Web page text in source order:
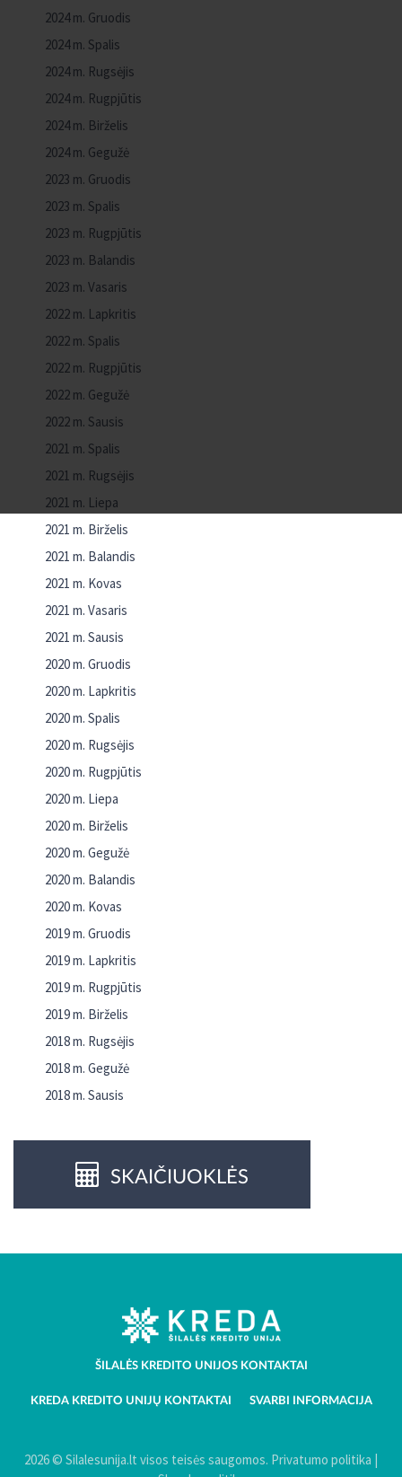
2024 m. Gruodis
2024 m. Spalis
2024 m. Rugsėjis
2024 m. Rugpjūtis
2024 m. Birželis
2024 m. Gegužė
2023 m. Gruodis
2023 m. Spalis
2023 m. Rugpjūtis
2023 m. Balandis
2023 m. Vasaris
2022 m. Lapkritis
2022 m. Spalis
2022 m. Rugpjūtis
2022 m. Gegužė
2022 m. Sausis
2021 m. Spalis
2021 m. Rugsėjis
2021 m. Liepa
2021 m. Birželis
2021 m. Balandis
2021 m. Kovas
2021 m. Vasaris
2021 m. Sausis
2020 m. Gruodis
2020 m. Lapkritis
2020 m. Spalis
2020 m. Rugsėjis
2020 m. Rugpjūtis
2020 m. Liepa
2020 m. Birželis
2020 m. Gegužė
2020 m. Balandis
2020 m. Kovas
2019 m. Gruodis
2019 m. Lapkritis
2019 m. Rugpjūtis
2019 m. Birželis
2018 m. Rugsėjis
2018 m. Gegužė
2018 m. Sausis
SKAIČIUOKLĖS
ŠILALĖS KREDITO UNIJOS KONTAKTAI
KREDA KREDITO UNIJŲ KONTAKTAI SVARBI INFORMACIJA
2026 © Silalesunija.lt visos teisės saugomos. Privatumo politika |